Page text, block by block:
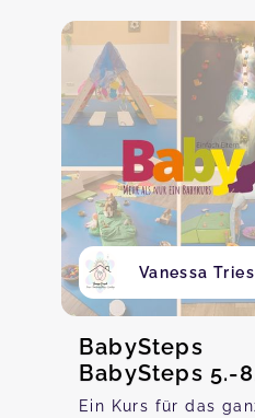
Vanessa
BabySteps
BabySteps 5.-
Ein Kurs für das